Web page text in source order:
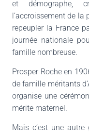
et démographe,
l’accroissement de la
repeupler la France
journée nationale
famille nombreuse.
Prosper Roche en
de famille méritants
organise une
mérite maternel.
Mais c’est une